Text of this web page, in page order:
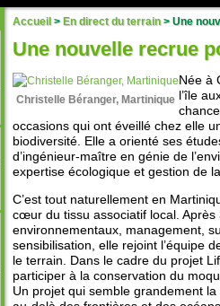
Accueil > En direct du terrain >Une
Une nouvelle recrue
Christelle Béranger, Martinique
Née à
l’île
occasions qui ont éveillé chez elle
biodiversité. Elle a orienté ses
d’ingénieur-maître en génie de
expertise écologique et gestion de
C’est tout naturellement en
cœur du tissu associatif local. Après
environnementaux, management,
sensibilisation, elle rejoint l’équipe
le terrain. Dans le cadre du projet
participer à la conservation du
Un projet qui semble grandement